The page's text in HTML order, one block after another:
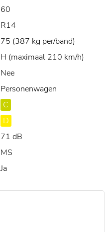
60
R14
75 (387 kg per/band)
H (maximaal 210 km/h)
Nee
Personenwagen
C
D
71 dB
MS
Ja